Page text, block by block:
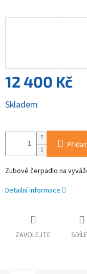
12 400 Kč
cena:
Skladem
Zubové čerpadlo na
Detailní informace
ZAVOLEJTE